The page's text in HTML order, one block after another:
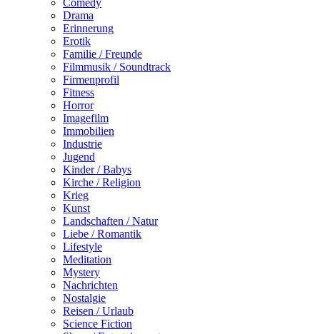
Comedy
Drama
Erinnerung
Erotik
Familie / Freunde
Filmmusik / Soundtrack
Firmenprofil
Fitness
Horror
Imagefilm
Immobilien
Industrie
Jugend
Kinder / Babys
Kirche / Religion
Krieg
Kunst
Landschaften / Natur
Liebe / Romantik
Lifestyle
Meditation
Mystery
Nachrichten
Nostalgie
Reisen / Urlaub
Science Fiction